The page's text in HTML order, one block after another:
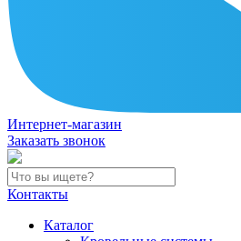
Интернет-магазин
Заказать звонок
Контакты
Каталог